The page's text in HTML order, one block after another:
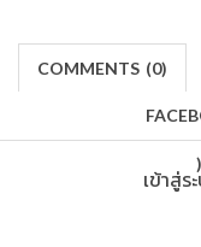
COMMENTS (0)
)
เข้าสู่